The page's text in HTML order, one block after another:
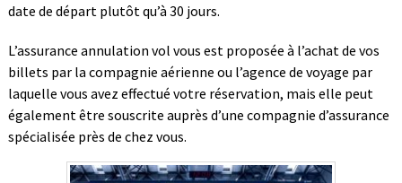
date de départ plutôt qu’à 30 jours.
L’assurance annulation vol vous est proposée à l’achat de vos
billets par la compagnie aérienne ou l’agence de voyage par
laquelle vous avez effectué votre réservation, mais elle peut
également être souscrite auprès d’une compagnie d’assurance
spécialisée près de chez vous.